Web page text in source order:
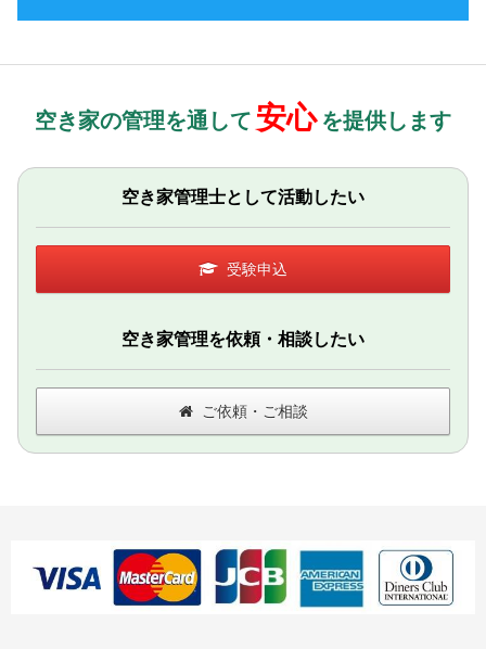
空き家の管理を通して 安心 を提供します
空き家管理士として活動したい
受験申込
空き家管理を依頼・相談したい
ご依頼・ご相談